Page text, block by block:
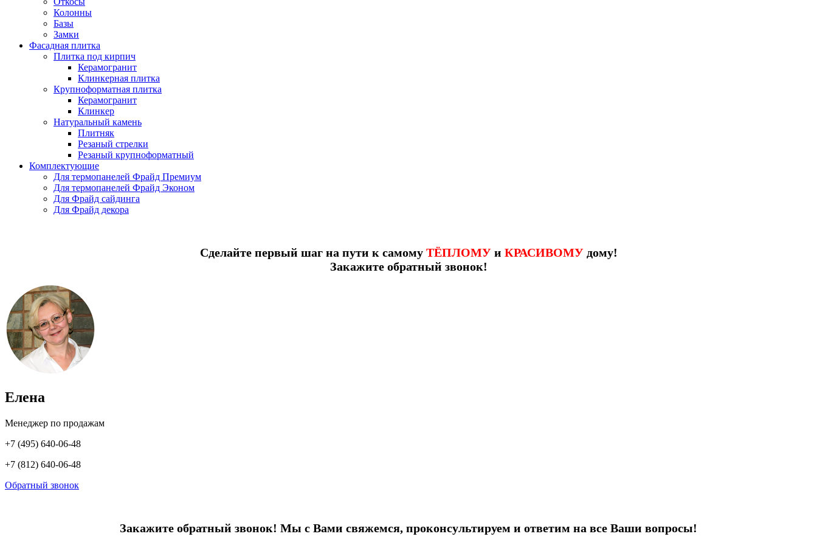
Колонны
Базы
Замки
Фасадная плитка
Плитка под кирпич
Керамогранит
Клинкерная плитка
Крупноформатная плитка
Керамогранит
Клинкер
Натуральный камень
Плитняк
Резаный стрелки
Резаный крупноформатный
Комплектующие
Для термопанелей Фрайд Премиум
Для термопанелей Фрайд Эконом
Для Фрайд сайдинга
Для Фрайд декора
Сделайте первый шаг на пути к самому ТЁПЛОМУи КРАСИВОМУдому!
Закажите обратный звонок!
Елена
Менеджер по продажам
+7 (495) 640-06-48
+7 (812) 640-06-48
Обратный звонок
Закажите обратный звонок! Мы с Вами свяжемся, проконсультируем и ответим на все Ваши вопросы!